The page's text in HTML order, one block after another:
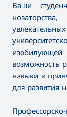
Ваши
возможность
навыки и
для развития